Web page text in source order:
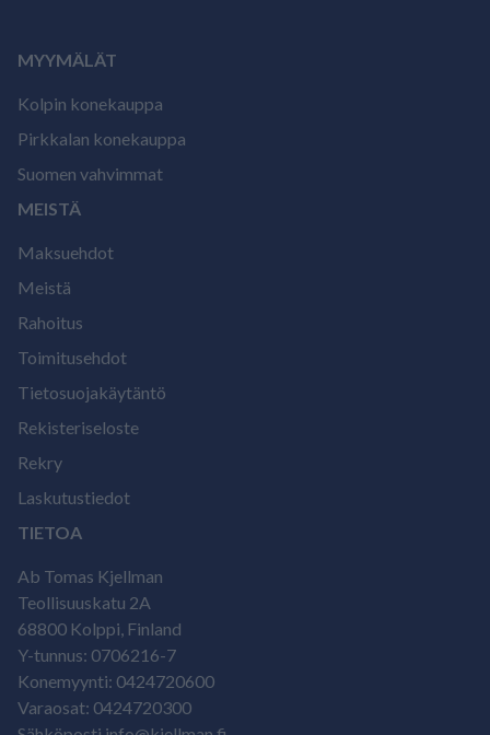
MYYMÄLÄT
Kolpin konekauppa
Pirkkalan konekauppa
Suomen vahvimmat
MEISTÄ
Maksuehdot
Meistä
Rahoitus
Toimitusehdot
Tietosuojakäytäntö
Rekisteriseloste
Rekry
Laskutustiedot
TIETOA
Ab Tomas Kjellman
Teollisuuskatu 2A
68800 Kolppi, Finland
Y-tunnus: 0706216-7
Konemyynti: 0424720600
Varaosat: 0424720300